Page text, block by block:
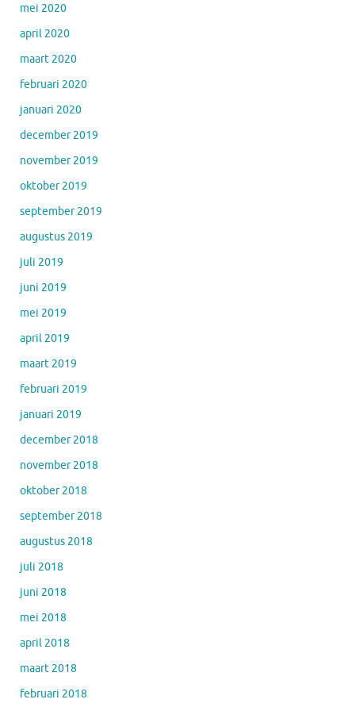
mei 2020
april 2020
maart 2020
februari 2020
januari 2020
december 2019
november 2019
oktober 2019
september 2019
augustus 2019
juli 2019
juni 2019
mei 2019
april 2019
maart 2019
februari 2019
januari 2019
december 2018
november 2018
oktober 2018
september 2018
augustus 2018
juli 2018
juni 2018
mei 2018
april 2018
maart 2018
februari 2018